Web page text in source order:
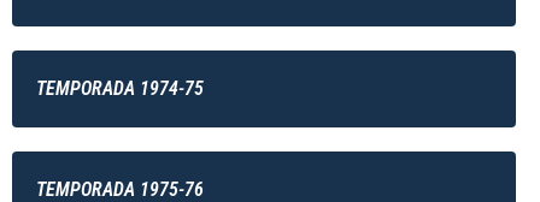
TEMPORADA 1974-75
TEMPORADA 1975-76